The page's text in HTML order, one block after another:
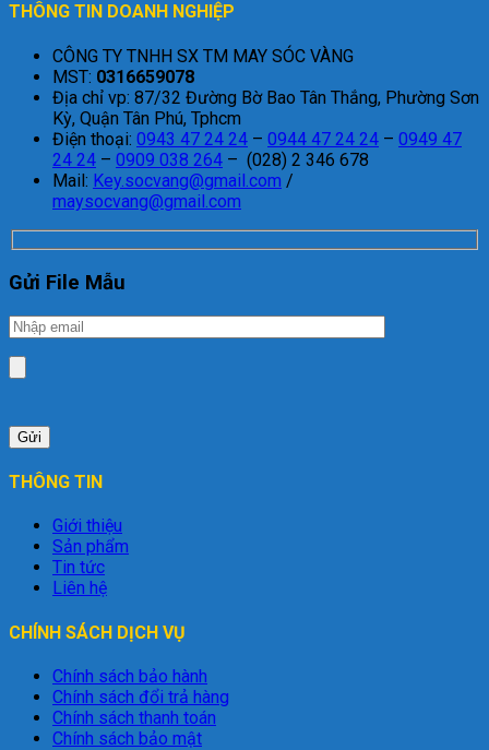
THÔNG TIN DOANH NGHIỆP
CÔNG TY TNHH SX TM MAY SÓC VÀNG
MST: 0316659078
Địa chỉ vp: 87/32 Đường Bờ Bao Tân Thắng, Phường Sơn
Kỳ, Quận Tân Phú, Tphcm
Điện thoại: 0943 47 24 24 – 0944 47 24 24 – 0949 47
24 24 – 0909 038 264 – (028) 2 346 678
Mail: Key.socvang@gmail.com /
maysocvang@gmail.com
Gửi File Mẫu
THÔNG TIN
Giới thiệu
Sản phẩm
Tin tức
Liên hệ
CHÍNH SÁCH DỊCH VỤ
Chính sách bảo hành
Chính sách đổi trả hàng
Chính sách thanh toán
Chính sách bảo mật